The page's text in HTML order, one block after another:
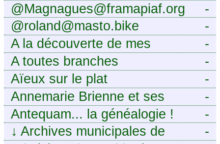
-
@Magnagues@framapiaf.org
-
@roland@masto.bike
-
A la découverte de mes
ancêtres
-
A toutes branches
-
Aïeux sur le plat
-
Annemarie Brienne et ses
challenges de A à Z
-
Antequam... la généalogie !
-
↓ Archives municipales de